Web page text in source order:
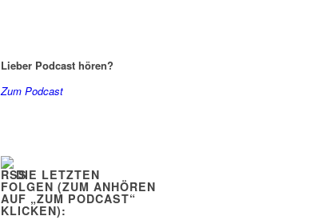
Lieber Podcast hören?
Zum Podcast
DIE LETZTEN
FOLGEN (ZUM ANHÖREN
AUF „ZUM PODCAST“
KLICKEN):